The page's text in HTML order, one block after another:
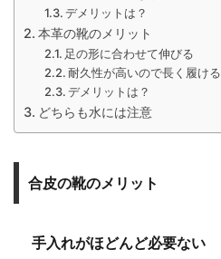
デメリットは？
本革の靴のメリット
足の形に合わせて伸びる
耐久性が高いので長く履ける
デメリットは？
どちらも水には注意
合皮の靴のメリット
手入れがほどんど必要ない